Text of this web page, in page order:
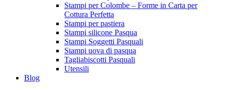
Stampi per Colombe – Forme in Carta per
Cottura Perfetta
Stampi per pastiera
Stampi silicone Pasqua
Stampi Soggetti Pasquali
Stampi uova di pasqua
Tagliabiscotti Pasquali
Utensili
Blog